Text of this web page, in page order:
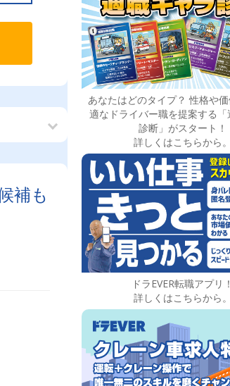
補も
あなたはどのタイプ？ 性格や
適なドライバー職を提案する「
診断」がスタート！
詳しくはこちらから。
ドラEVER転職アプリ！
詳しくはこちらから。